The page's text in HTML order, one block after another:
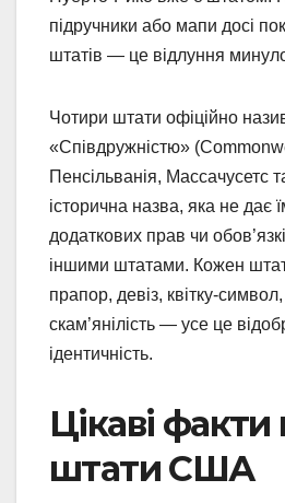
підручники або мапи досі
штатів — це відлуння
Чотири штати офіційно
«Співдружністю»
Пенсільванія, Массачусетс
історична назва, яка не дає
додаткових прав чи
іншими штатами. Кожен
прапор, девіз, квітку-
скам’янілість — усе це
ідентичність.
Цікаві факти
штати США